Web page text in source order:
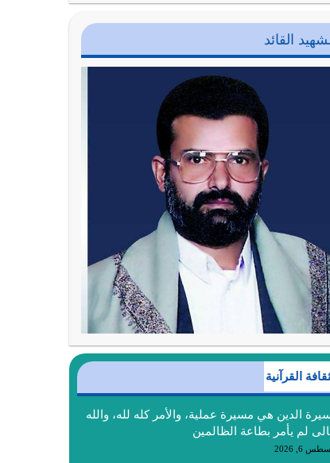
القائد
القرآنية
الدين هي مسيرة عملية، والأمر كله لله، والله
لم يأمر بطاعة الظالمين
6, 2026